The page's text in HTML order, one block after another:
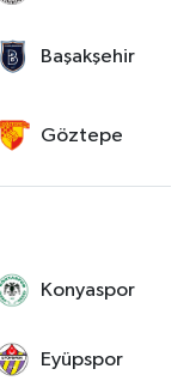
Başakşehir
Göztepe
Konyaspor
Eyüpspor